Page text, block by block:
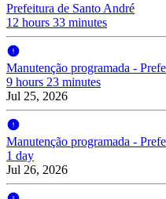
Prefeitura de Santo André
12 hours 33 minutes
Manutenção programada -
9 hours 23 minutes
Jul 25, 2026
Manutenção programada -
1 day
Jul 26, 2026